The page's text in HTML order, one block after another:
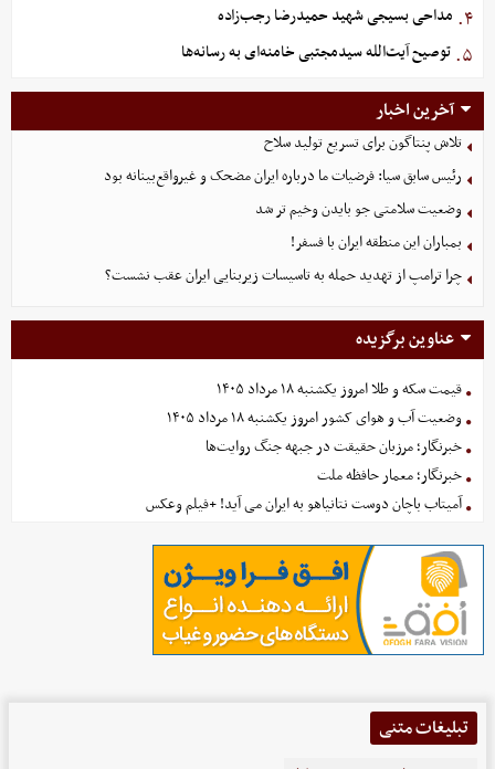
۴. مداحی بسیجی شهید حمیدرضا رجب‌زاده
۵. توصیح آیت‌الله سیدمجتبی خامنه‌ای به رسانه‌ها
آخرین اخبار
تلاش پنتاگون برای تسریع تولید سلاح
رئیس سابق سیا: فرضیات ما درباره ایران مضحک و غیرواقع‌بینانه بود
وضعیت سلامتی جو بایدن وخیم تر شد
بمباران این منطقه ایران با فسفر!
چرا ترامپ از تهدید حمله به تاسیسات زیربنایی ایران عقب نشست؟
عناوین برگزیده
قیمت سکه و طلا امروز یکشنبه ۱۸ مرداد ۱۴۰۵
وضعیت آب و هوای کشور امروز یکشنبه ۱۸ مرداد ۱۴۰۵
خبرنگار؛ مرزبان حقیقت در جبهه جنگ روایت‌ها
خبرنگار؛ معمار حافظه ملت
آمیتاب باچان دوست نتانیاهو به ایران می آید! +فیلم وعکس
تبلیغات متنی